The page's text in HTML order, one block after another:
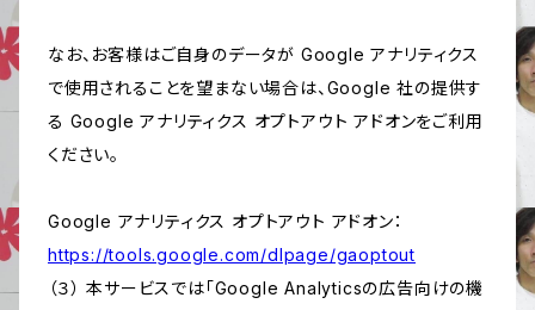
なお、お客様はご自身のデータが Google アナリティクス
で使用されることを望まない場合は、Google 社の提供す
る Google アナリティクス オプトアウト アドオンをご利用
ください。
Google アナリティクス オプトアウト アドオン：
https://tools.google.com/dlpage/gaoptout
（３） 本サービスでは「Google Analyticsの広告向けの機